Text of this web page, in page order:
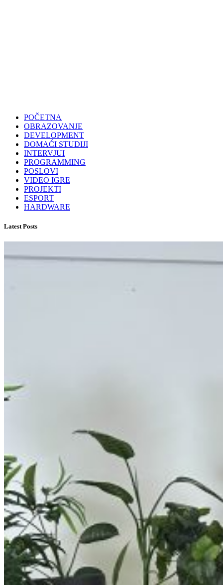
POČETNA
OBRAZOVANJE
DEVELOPMENT
DOMAĆI STUDIJI
INTERVJUI
PROGRAMMING
POSLOVI
VIDEO IGRE
PROJEKTI
ESPORT
HARDWARE
Latest Posts